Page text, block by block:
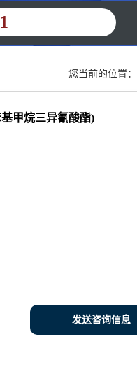
您当前的位置：
甲烷三异氰酸酯)
发送咨询信息